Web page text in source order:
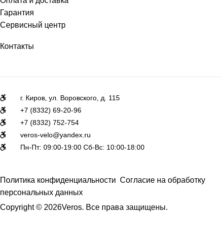
Гарантия
Сервисный центр
Контакты
г. Киров, ул. Воровского, д. 115
+7 (8332) 69-20-96
+7 (8332) 752-754
veros-velo@yandex.ru
Пн-Пт: 09:00-19:00 Сб-Вс: 10:00-18:00
Политика конфиденциальности Согласие на обработку
персональных данных
Copyright © 2026Veros. Все права защищены.